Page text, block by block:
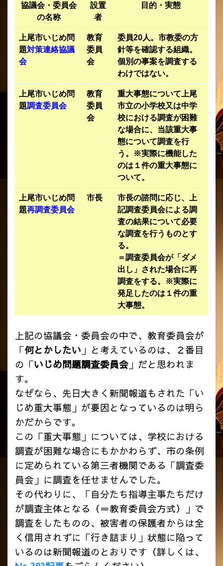
協議会・委員会
の名称
設置
者
目的・実態
上尾市いじめ問
題対策連絡協議
会
教育
委員
会
委員20人。市教委の方
針等を確認する組織。
個別の事案を調査する
わけではない。
上尾市いじめ問
題調査委員会
教育
委員
会
重大事態について上尾
市立の小学校又は中学
校における調査が困難
な場合に、当該重大事
態について調査を行
う。※実際に機能した
のは１件の重大事態に
ついて。
上尾市いじめ問
題再調査委員会
市長
市長の諮問に応じ、上
記調査委員会による調
査の結果について必要
な調査を行うものとす
る。
＝調査委員会が「ダメ
出し」された場合に再
調査をする。※実際に
発足したのは１件の重
大事態。
上記の協議会・委員会の中で、教育委員会が
「何とかしたい 」と考えているのは、２番目
の「いじめ問題調査委員会 」だと思われま
す。
なぜなら、先日大きく新聞報道もされた「い
じめ重大事態」が要因となっているのは明ら
かだからです。
この「重大事態」については、学校における
調査が困難な場合にもかかわらず、市の条例
に定められている第三者機関である「調査委
員会」に調査を任せませんでした。
その代わりに、「自分たち指導主事たちだけ
が調査主体となる（＝教育委員会方式）」で
調査をしたものの、被害者の保護者からは全
く信用されずに「行き詰まり」状態に陥って
いるのは新聞報道のとおりです（詳しくは、